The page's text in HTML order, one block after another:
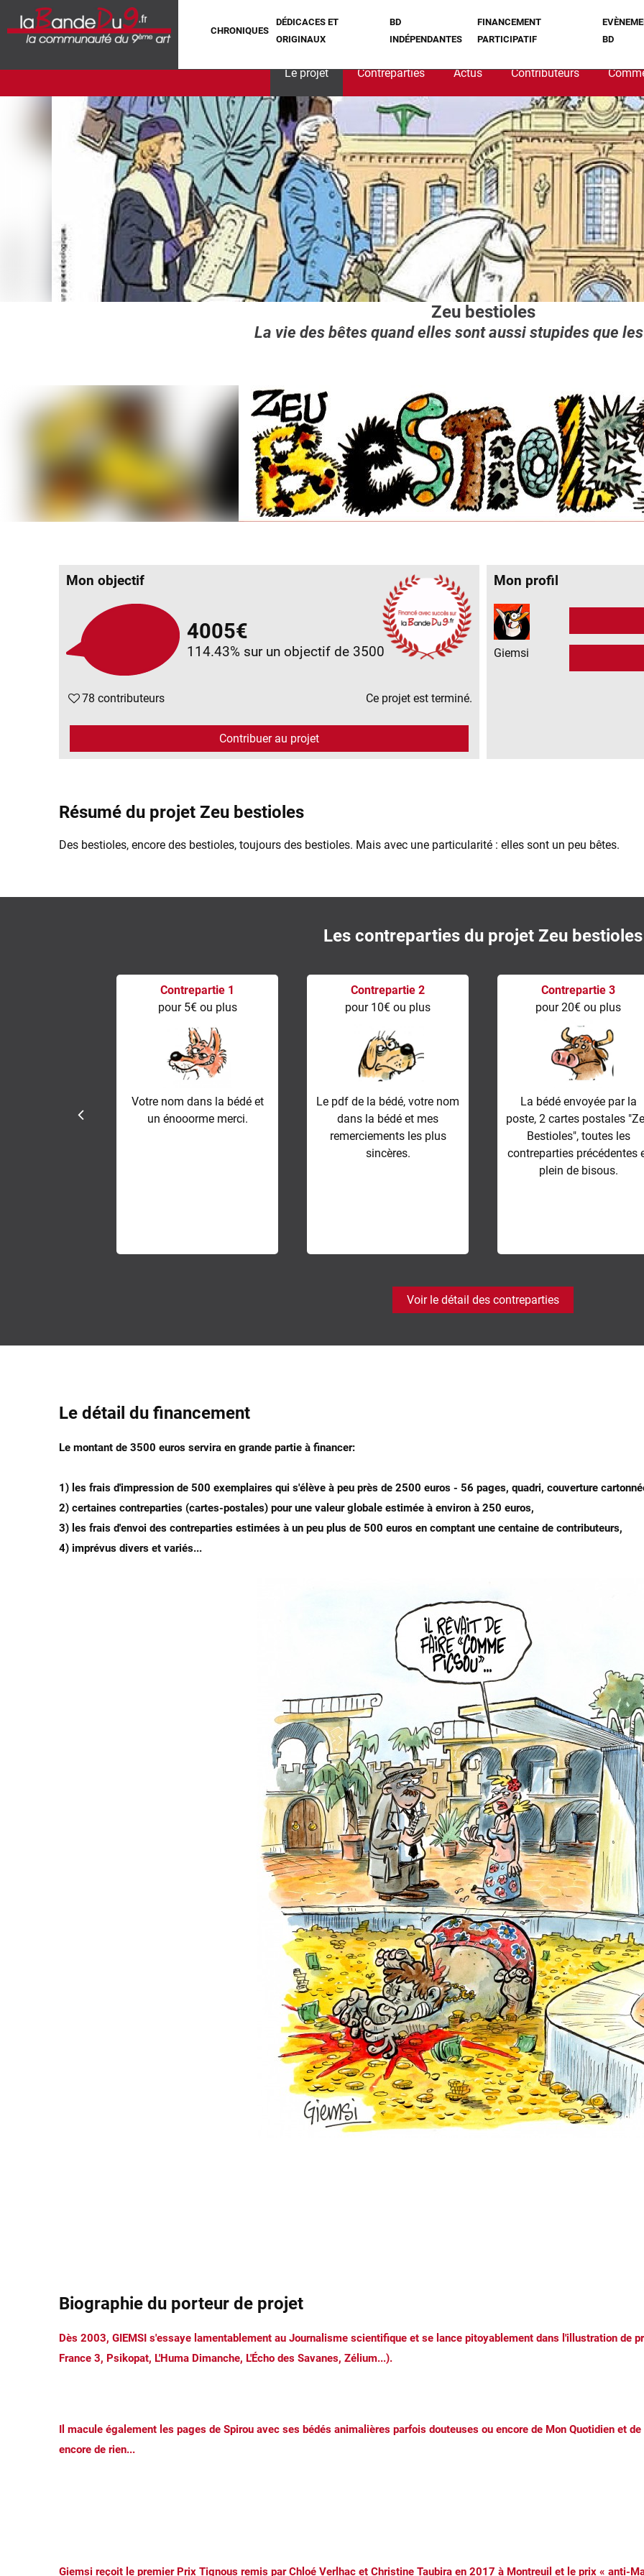
CHRONIQUES
DÉDICACES ET
ORIGINAUX
BD
INDÉPENDANTES
FINANCEMENT
PARTICIPATIF
BD
Le projet Contreparties Actus Contributeurs
Zeu bestioles
La vie des bêtes quand elles sont aussi stupides que
Mon objectif
4005€
114.43% sur un objectif de 3500
78 contributeurs Ce projet est terminé.
Contribuer au projet
Mon profil
Giemsi
Résumé du projet Zeu bestioles
Des bestioles, encore des bestioles, toujours des bestioles. Mais avec une particularité : elles sont un peu bêtes.
Les contreparties du projet Zeu bestioles
Contrepartie 1
pour 5€ ou plus
Votre nom dans la bédé et
un énooorme merci.
Contrepartie 2
pour 10€ ou plus
Le pdf de la bédé, votre nom
dans la bédé et mes
remerciements les plus
sincères.
Contrepartie 3
pour 20€ ou plus
La bédé envoyée par la
poste, 2 cartes postales
Bestioles", toutes les
contreparties précédentes
plein de bisous.
Voir le détail des contreparties
Le détail du financement
Le montant de 3500 euros servira en grande partie à financer:
1) les frais d'impression de 500 exemplaires qui s'élève à peu près de 2500 euros - 56 pages, quadri, couverture
2) certaines contreparties (cartes-postales) pour une valeur globale estimée à environ à 250 euros,
3) les frais d'envoi des contreparties estimées à un peu plus de 500 euros en comptant une centaine de contributeurs,
4) imprévus divers et variés...
Biographie du porteur de projet
Dès 2003, GIEMSI s'essaye lamentablement au Journalisme scientifique et se lance pitoyablement dans l'illustration de
France 3, Psikopat, L'Huma Dimanche, L'Écho des Savanes, Zélium...).
Il macule également les pages de Spirou avec ses bédés animalières parfois douteuses ou encore de Mon Quotidien et
encore de rien...
Giemsi reçoit le premier Prix Tignous remis par Chloé Verlhac et Christine Taubira en 2017 à Montreuil et le prix « anti-